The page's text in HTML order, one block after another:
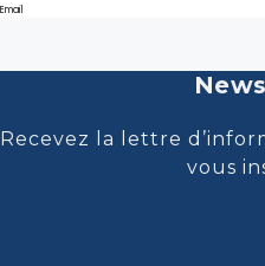
Email
Recevez la lettre
vous